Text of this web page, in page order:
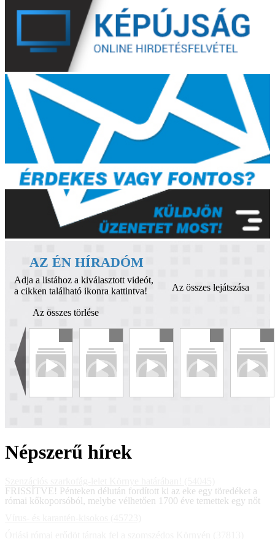
AZ ÉN HÍRADÓM
Adja a listához a kiválasztott videót,
a cikken található ikonra kattintva!
Az összes lejátszása
Az összes törlése
Népszerű hírek
FRISSÍTVE! Pénteken délután fordított ki az eke egy töredéket a
római kőkoporsóból, melybe vélhetően 1700 éve temettek egy nőt